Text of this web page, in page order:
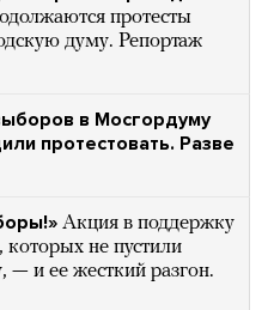
протесты
думу. Репортаж
в Мосгордуму
протестовать. Разве
Акция в поддержку
которых не пустили
и ее жесткий разгон.